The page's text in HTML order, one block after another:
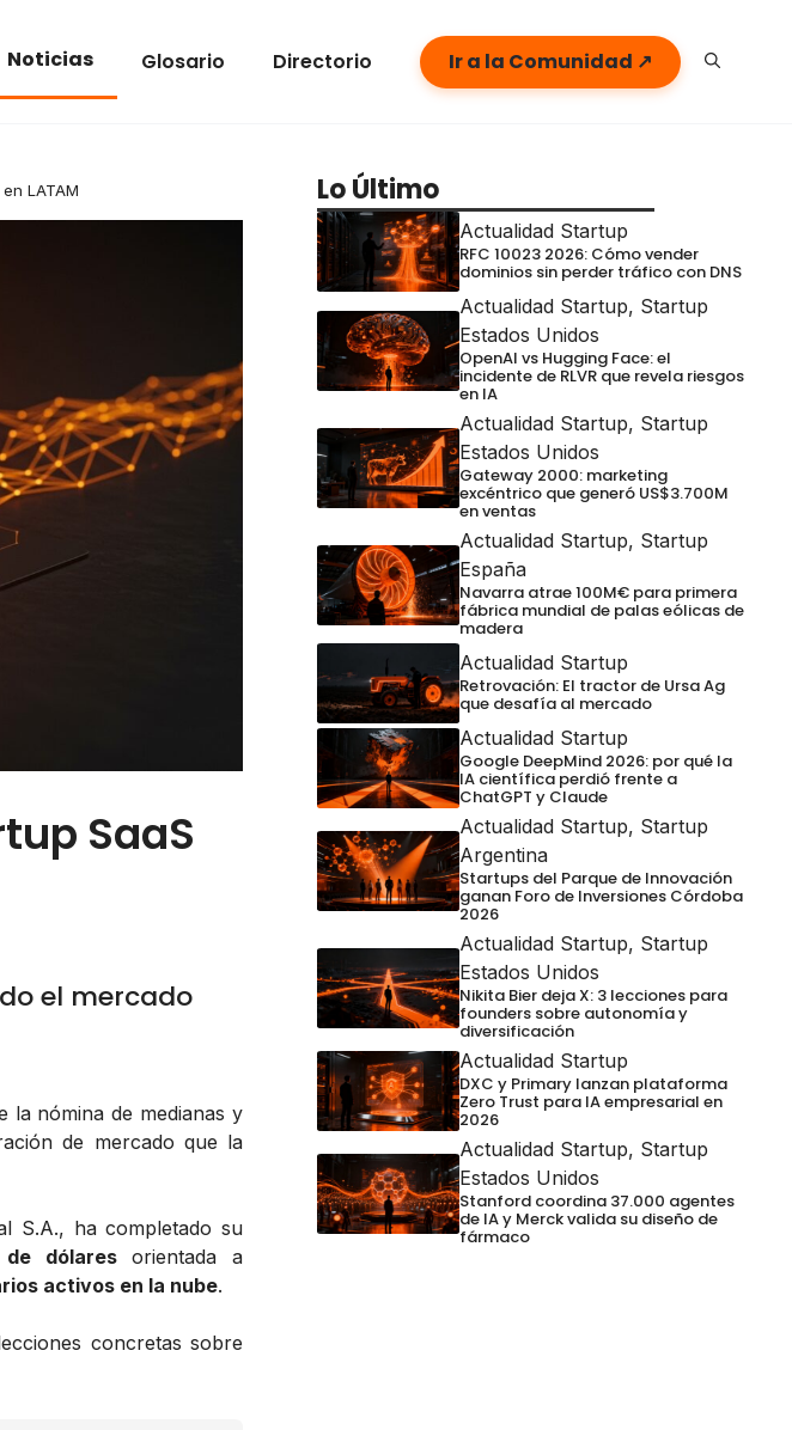
Noticias Glosario Directorio Ir a la Comunidad ↗
LATAM
SaaS
el mercado
la nómina de medianas y
de mercado que la
S.A., ha completado su
de dólaresorientada a
activos en la nube.
concretas sobre
Lo Último
Actualidad Startup
RFC 10023 2026: Cómo vender
dominios sin perder tráfico con DNS
Actualidad Startup, Startup
Estados Unidos
OpenAI vs Hugging Face: el
incidente de RLVR que revela riesgos
en IA
Actualidad Startup, Startup
Estados Unidos
Gateway 2000: marketing
excéntrico que generó US$3.700M
en ventas
Actualidad Startup, Startup
España
Navarra atrae 100M€ para primera
fábrica mundial de palas eólicas de
madera
Actualidad Startup
Retrovación: El tractor de Ursa Ag
que desafía al mercado
Actualidad Startup
Google DeepMind 2026: por qué la
IA científica perdió frente a
ChatGPT y Claude
Actualidad Startup, Startup
Argentina
Startups del Parque de Innovación
ganan Foro de Inversiones Córdoba
2026
Actualidad Startup, Startup
Estados Unidos
Nikita Bier deja X: 3 lecciones para
founders sobre autonomía y
diversificación
Actualidad Startup
DXC y Primary lanzan plataforma
Zero Trust para IA empresarial en
2026
Actualidad Startup, Startup
Estados Unidos
Stanford coordina 37.000 agentes
de IA y Merck valida su diseño de
fármaco